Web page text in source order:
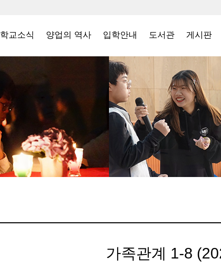
학교소식 양업의 역사 입학안내 도서관 게시판
가족관계 1-8